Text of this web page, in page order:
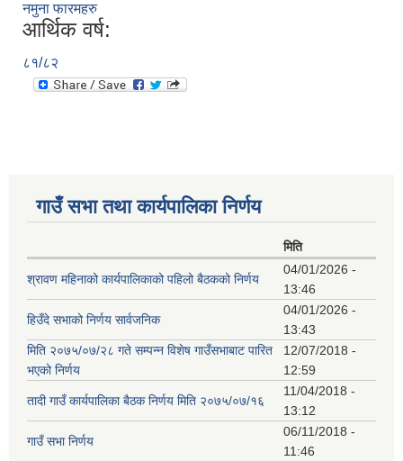
नमुना फारमहरु
आर्थिक वर्ष:
८१/८२
गाउँ सभा तथा कार्यपालिका निर्णय
मिति
श्रावण महिनाको कार्यपालिकाको पहिलो बैठकको निर्णय
04/01/2026 -
13:46
हिउँदे सभाको निर्णय सार्वजनिक
04/01/2026 -
13:43
मिति २०७५/०७/२८ गते सम्पन्न विशेष गाउँसभाबाट पारित
भएको निर्णय
12/07/2018 -
12:59
तादी गाउँ कार्यपालिका बैठक निर्णय मिति २०७५/०७/१६
11/04/2018 -
13:12
गाउँ सभा निर्णय
06/11/2018 -
11:46